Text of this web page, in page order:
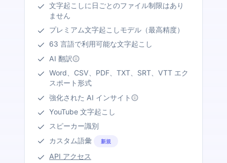
文字起こしに日ごとのファイル制限はあり
ません
プレミアム文字起こしモデル（最高精度）
63 言語で利用可能な文字起こし
AI 翻訳
Word、CSV、PDF、TXT、SRT、VTT エク
スポート形式
強化された AI インサイト
YouTube 文字起こし
スピーカー識別
カスタム語彙
新規
API アクセス